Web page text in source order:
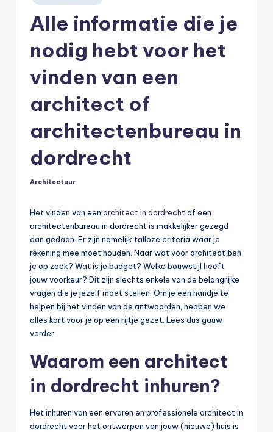
in
Alle informatie die je
nodig hebt voor het
vinden van een
architect of
architectenbureau in
dordrecht
Geplaatst
Architectuur
Het vinden van een architect in dordrecht of een
architectenbureau in dordrecht is makkelijker gezegd
dan gedaan. Er zijn namelijk talloze criteria waar je
rekening mee moet houden. Naar wat voor architect ben
je op zoek? Wat is je budget? Welke bouwstijl heeft
jouw voorkeur? Dit zijn slechts enkele van de belangrijke
vragen die je jezelf moet stellen. Om je een handje te
helpen bij het vinden van de antwoorden, hebben we
alles kort voor je op een rijtje gezet. Lees dus gauw
verder.
Waarom een architect
in dordrecht inhuren?
Het inhuren van een ervaren en professionele architect in
dordrecht voor het ontwerpen van jouw (nieuwe) huis is